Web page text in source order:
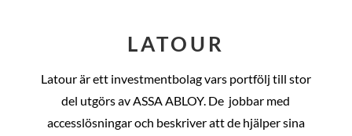
LATOUR
Latour är ett investmentbolag vars portfölj till stor
del utgörs av ASSA ABLOY. De jobbar med
accesslösningar och beskriver att de hjälper sina